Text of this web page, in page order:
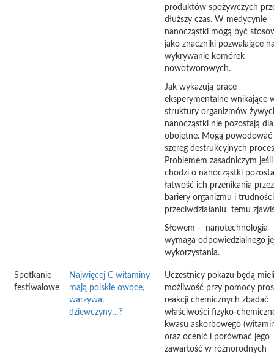
produktów spożywczych
dłuższy czas. W medycynie
nanocząstki mogą być
jako znaczniki pozwalające
wykrywanie komórek
nowotworowych.
Jak wykazują prace
eksperymentalne wnikające
struktury organizmów
nanocząstki nie pozostają
obojętne. Mogą powodować
szereg destrukcyjnych
Problemem zasadniczym jeśli
chodzi o nanocząstki
łatwość ich przenikania przez
bariery organizmu i
przeciwdziałaniu temu
Słowem - nanotechnologia
wymaga odpowiedzialnego
wykorzystania.
Spotkanie
festiwalowe
Najwięcej C witaminy
mają polskie owoce,
warzywa,
dziewczyny…?
Uczestnicy pokazu będą mieli
możliwość przy pomocy
reakcji chemicznych zbadać
właściwości fizyko-
kwasu askorbowego
oraz ocenić i porównać jego
zawartość w różnorodnych